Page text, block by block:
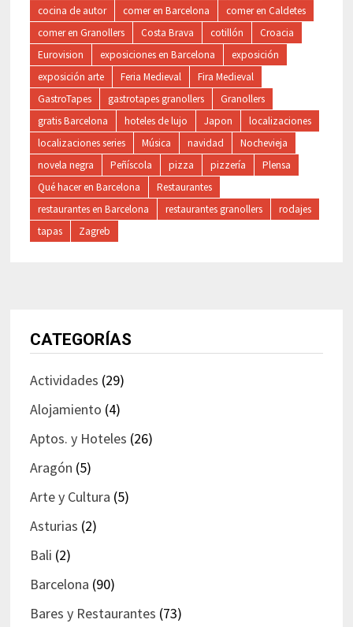
cocina de autor
comer en Barcelona
comer en Caldetes
comer en Granollers
Costa Brava cotillón
Croacia
Eurovision
exposiciones en Barcelona
exposición
exposición arte
Feria Medieval
Fira Medieval
GastroTapes
gastrotapes granollers
Granollers
gratis Barcelona
hoteles de lujo Japon
localizaciones
localizaciones series
Música navidad
Nochevieja
novela negra
Peñíscola pizza pizzería
Plensa
Qué hacer en Barcelona
Restaurantes
restaurantes en Barcelona
restaurantes granollers
rodajes
tapas
Zagreb
CATEGORÍAS
Actividades (29)
Alojamiento (4)
Aptos. y Hoteles (26)
Aragón (5)
Arte y Cultura (5)
Asturias (2)
Bali (2)
Barcelona (90)
Bares y Restaurantes (73)